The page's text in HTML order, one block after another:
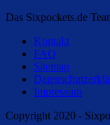
Das Sixpockets.de
Kontakt
FAQ
Sitemap
Impressum
Copyright 2020 -